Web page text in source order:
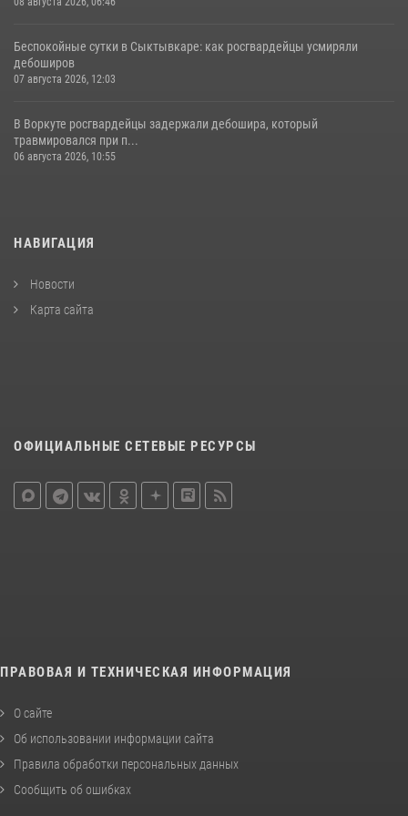
Беспокойные сутки в Сыктывкаре: как росгвардейцы усмиряли
дебоширов
07 августа 2026, 12:03
В Воркуте росгвардейцы задержали дебошира, который
травмировался при п...
06 августа 2026, 10:55
НАВИГАЦИЯ
Новости
Карта сайта
ОФИЦИАЛЬНЫЕ СЕТЕВЫЕ РЕСУРСЫ
ПРАВОВАЯ И ТЕХНИЧЕСКАЯ ИНФОРМАЦИЯ
О сайте
Об использовании информации сайта
Правила обработки персональных данных
Сообщить об ошибках